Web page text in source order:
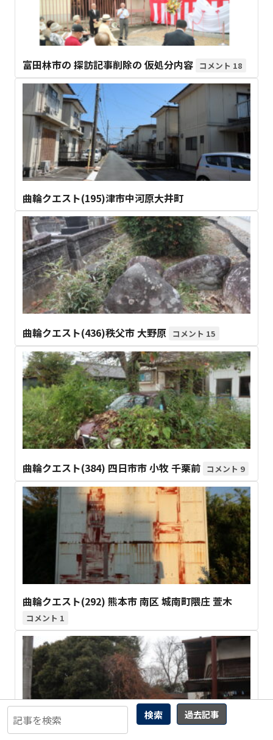
検索 過去記事
富田林市の 探訪記事削除の 仮処分内容 18
曲輪クエスト(195)津市中河原大井町
曲輪クエスト(436)秩父市 大野原 15
曲輪クエスト(384) 四日市市 小牧 千栗前 9
曲輪クエスト(292) 熊本市 南区 城南町隈庄 萱木
1